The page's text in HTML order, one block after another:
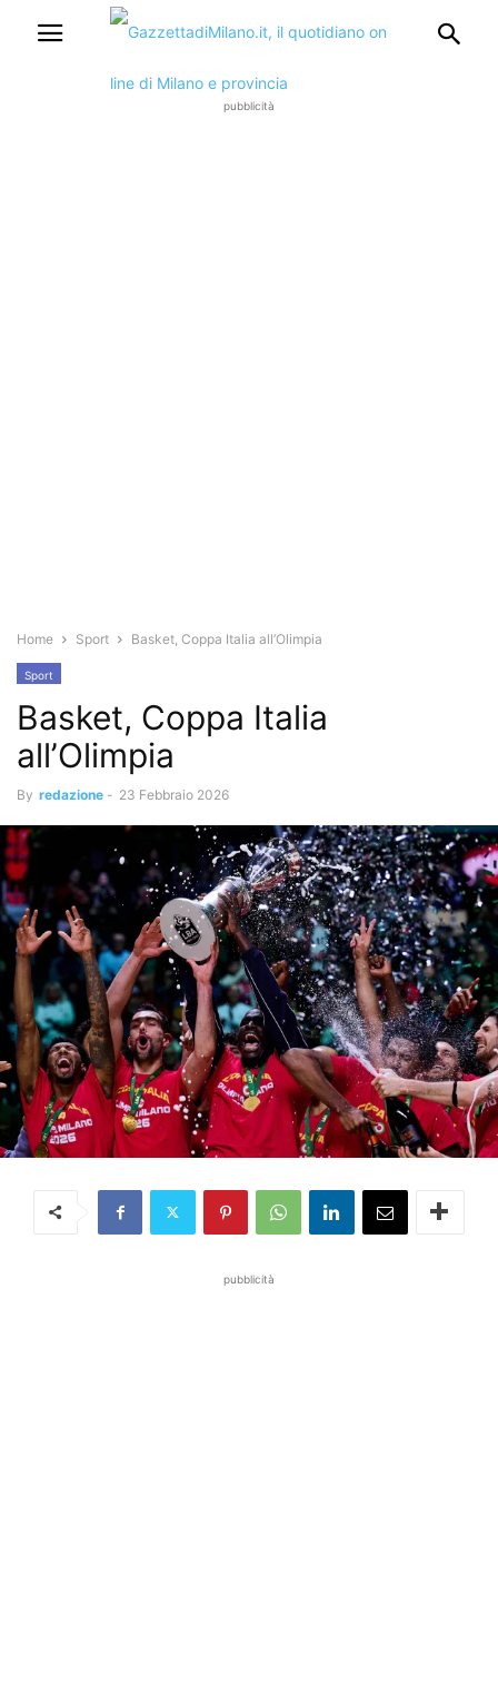
pubblicità
Home Sport Basket, Coppa Italia all’Olimpia
Sport
Basket, Coppa Italia
all’Olimpia
By redazione - 23 Febbraio 2026
pubblicità